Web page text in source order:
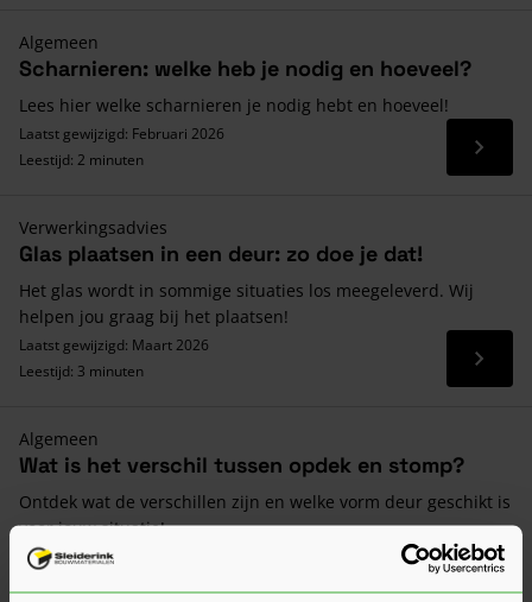
Algemeen
Scharnieren: welke heb je nodig en hoeveel?
Lees hier welke scharnieren je nodig hebt en hoeveel!
Laatst gewijzigd: Februari 2026
Leestijd: 2 minuten
Lees
Verwerkingsadvies
Glas plaatsen in een deur: zo doe je dat!
Het glas wordt in sommige situaties los meegeleverd. Wij
helpen jou graag bij het plaatsen!
Laatst gewijzigd: Maart 2026
Leestijd: 3 minuten
Lees
Algemeen
Wat is het verschil tussen opdek en stomp?
Ontdek wat de verschillen zijn en welke vorm deur geschikt is
voor jouw situatie!
Laatst gewijzigd: Maart 2026